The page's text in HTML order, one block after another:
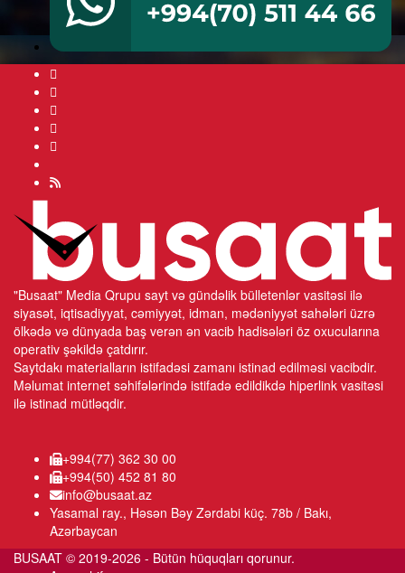
"Busaat" Media Qrupu sayt və gündəlik bülletenlər vasitəsi ilə
siyasət, iqtisadiyyat, cəmiyyət, idman, mədəniyyət sahələri üzrə
ölkədə və dünyada baş verən ən vacib hadisələri öz oxucularına
operativ şəkildə çatdırır.
Saytdakı materialların istifadəsi zamanı istinad edilməsi vacibdir.
Məlumat internet səhifələrində istifadə edildikdə hiperlink vasitəsi
ilə istinad mütləqdir.
+994(77) 362 30 00
+994(50) 452 81 80
info@busaat.az
Yasamal ray., Həsən Bəy Zərdabi küç. 78b / Bakı,
Azərbaycan
BUSAAT © 2019-2026 - Bütün hüquqları qorunur.